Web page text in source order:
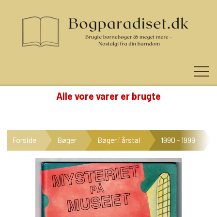
NYHEDER
KATEGORIER
Alle vore varer er brugte
Forside Bøger Bøger i årstal 1990 - 1999